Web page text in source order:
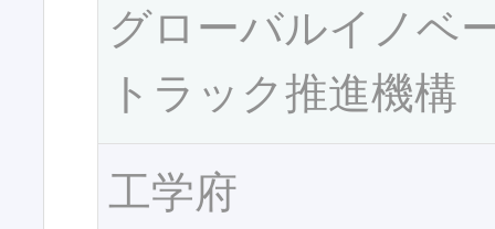
グローバルイノベ
トラック推進機構
工学府